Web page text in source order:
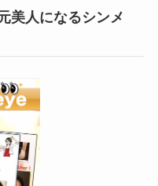
美人になるシンメ